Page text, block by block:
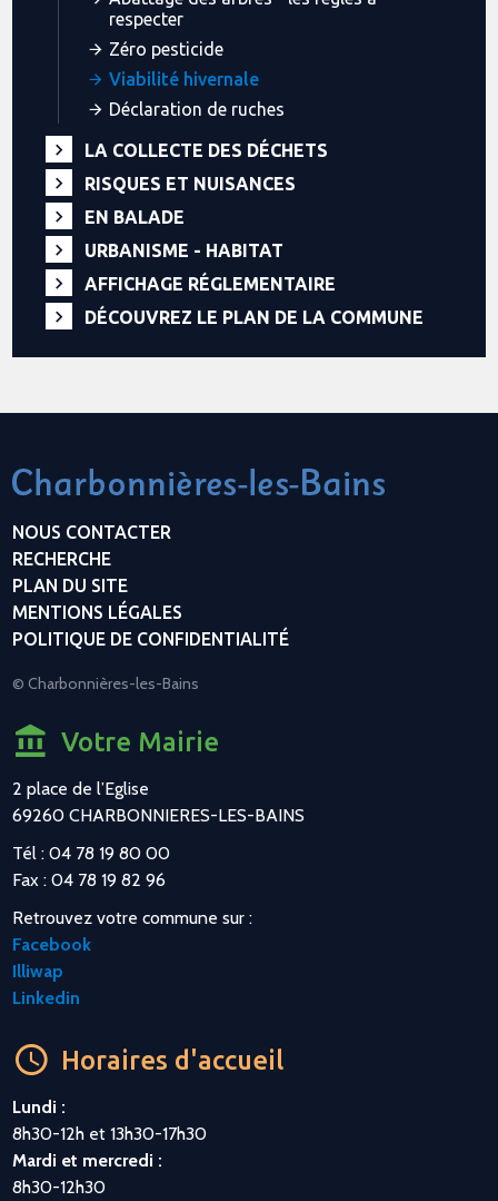
respecter
Zéro pesticide
Viabilité hivernale
Déclaration de ruches
LA COLLECTE DES DÉCHETS
RISQUES ET NUISANCES
EN BALADE
URBANISME - HABITAT
AFFICHAGE RÉGLEMENTAIRE
DÉCOUVREZ LE PLAN DE LA COMMUNE
NOUS CONTACTER
RECHERCHE
PLAN DU SITE
MENTIONS LÉGALES
POLITIQUE DE CONFIDENTIALITÉ
© Charbonnières-les-Bains
Votre Mairie
2 place de l’Eglise
69260 CHARBONNIERES-LES-BAINS
Tél : 04 78 19 80 00
Fax : 04 78 19 82 96
Retrouvez votre commune sur :
Facebook
Illiwap
Linkedin
Horaires d'accueil
Lundi :
8h30-12h et 13h30-17h30
Mardi et mercredi :
8h30-12h30